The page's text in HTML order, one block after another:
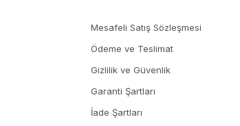
Mesafeli Satış Sözleşmesi
Ödeme ve Teslimat
Gizlilik ve Güvenlik
Garanti Şartları
İade Şartları